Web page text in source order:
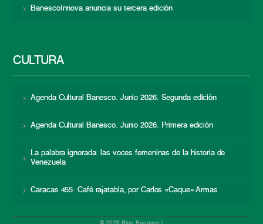
BanescoInnova anuncia su tercera edición
CULTURA
Agenda Cultural Banesco. Junio 2026. Segunda edición
Agenda Cultural Banesco. Junio 2026. Primera edición
La palabra ignorada: las voces femeninas de la historia de
Venezuela
Caracas 455: Café rajatabla, por Carlos «Caque» Armas
© 2026 Blog Banesco |